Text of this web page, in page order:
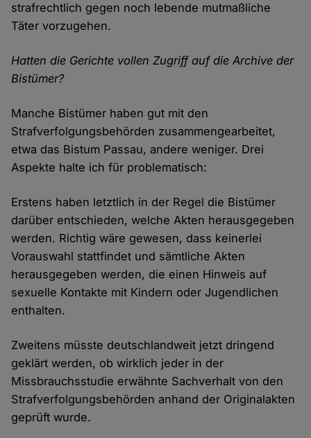
strafrechtlich gegen noch lebende mutmaßliche
Täter vorzugehen.
Hatten die Gerichte vollen Zugriff auf die Archive der
Bistümer?
Manche Bistümer haben gut mit den
Strafverfolgungsbehörden zusammengearbeitet,
etwa das Bistum Passau, andere weniger. Drei
Aspekte halte ich für problematisch:
Erstens haben letztlich in der Regel die Bistümer
darüber entschieden, welche Akten herausgegeben
werden. Richtig wäre gewesen, dass keinerlei
Vorauswahl stattfindet und sämtliche Akten
herausgegeben werden, die einen Hinweis auf
sexuelle Kontakte mit Kindern oder Jugendlichen
enthalten.
Zweitens müsste deutschlandweit jetzt dringend
geklärt werden, ob wirklich jeder in der
Missbrauchsstudie erwähnte Sachverhalt von den
Strafverfolgungsbehörden anhand der Originalakten
geprüft wurde.